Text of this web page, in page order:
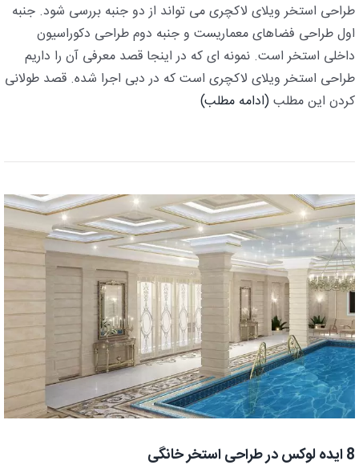
طراحی استخر ویلای لاکچری می تواند از دو جنبه بررسی شود. جنبه
اول طراحی فضاهای معماریست و جنبه دوم طراحی دکوراسیون
داخلی استخر است. نمونه ای که در اینجا قصد معرفی آن را داریم
طراحی استخر ویلای لاکچری است که در دبی اجرا شده. قصد طولانی
کردن این مطلب(ادامه مطلب)
8 ایده لوکس در طراحی استخر خانگی